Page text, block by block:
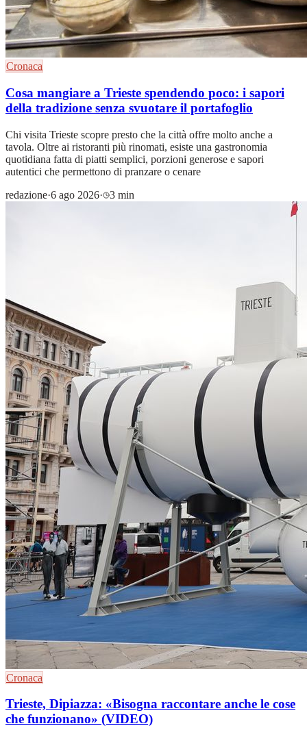
Cronaca
Cosa mangiare a Trieste spendendo poco: i sapori
della tradizione senza svuotare il portafoglio
Chi visita Trieste scopre presto che la città offre molto anche a
tavola. Oltre ai ristoranti più rinomati, esiste una gastronomia
quotidiana fatta di piatti semplici, porzioni generose e sapori
autentici che permettono di pranzare o cenare
redazione·6 ago 2026· 3 min
Cronaca
Trieste, Dipiazza: «Bisogna raccontare anche le cose
che funzionano» (VIDEO)